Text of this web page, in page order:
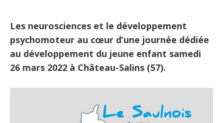
Les neurosciences et le développement
psychomoteur au cœur d’une journée dédiée
au développement du jeune enfant samedi
26 mars 2022 à Château-Salins (57).